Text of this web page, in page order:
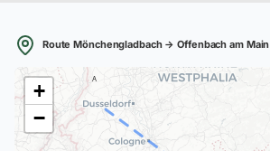
Route Mönchengladbach → Offenbach am Main
A
+
−